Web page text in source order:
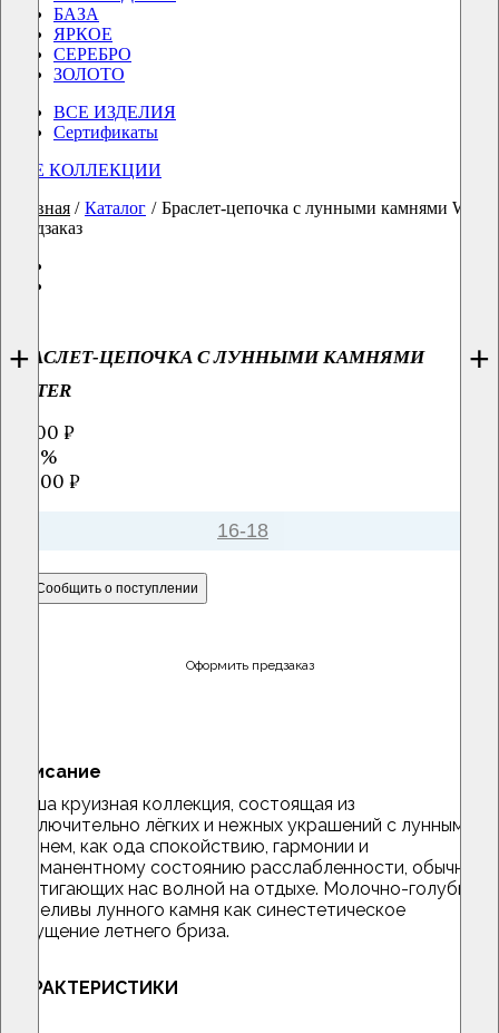
БАЗА
ЯРКОЕ
СЕРЕБРО
ЗОЛОТО
ВСЕ ИЗДЕЛИЯ
Сертификаты
ВСЕ КОЛЛЕКЦИИ
Главная / Каталог / Браслет-цепочка с лунными камнями Water
+
предзаказ
+
БРАСЛЕТ-ЦЕПОЧКА С ЛУННЫМИ КАМНЯМИ
WATER
7 000 ₽
-50%
14000 ₽
16-18
Сообщить о поступлении
Оформить предзаказ
Описание
Наша круизная коллекция, состоящая из
исключительно лёгких и нежных украшений с лунным
камнем, как ода спокойствию, гармонии и
перманентному состоянию расслабленности, обычно
настигающих нас волной на отдыхе. Молочно-голубые
переливы лунного камня как синестетическое
ощущение летнего бриза.
ХАРАКТЕРИСТИКИ